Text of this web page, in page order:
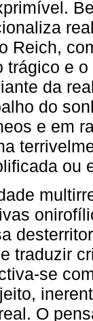
Reich,
trágico e
da
do
e em
ou
traduzir
se
O